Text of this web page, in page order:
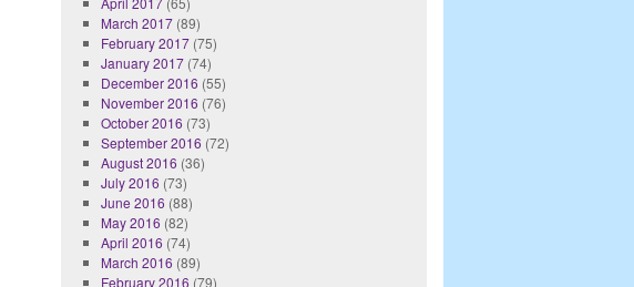
March 2017(89)
February 2017(75)
January 2017(74)
December 2016 (55)
November 2016 (76)
October 2016 (73)
September 2016 (72)
August 2016 (36)
July 2016 (73)
June 2016 (88)
May 2016 (82)
April 2016 (74)
March 2016 (89)
February 2016 (79)